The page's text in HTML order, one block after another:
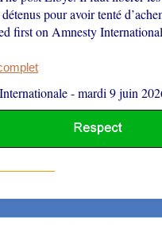
pour avoir tenté
first on Amnesty
-mardi 9 juin